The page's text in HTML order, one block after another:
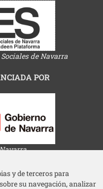
y de terceros para
su navegación, analizar
de Navarra
POR